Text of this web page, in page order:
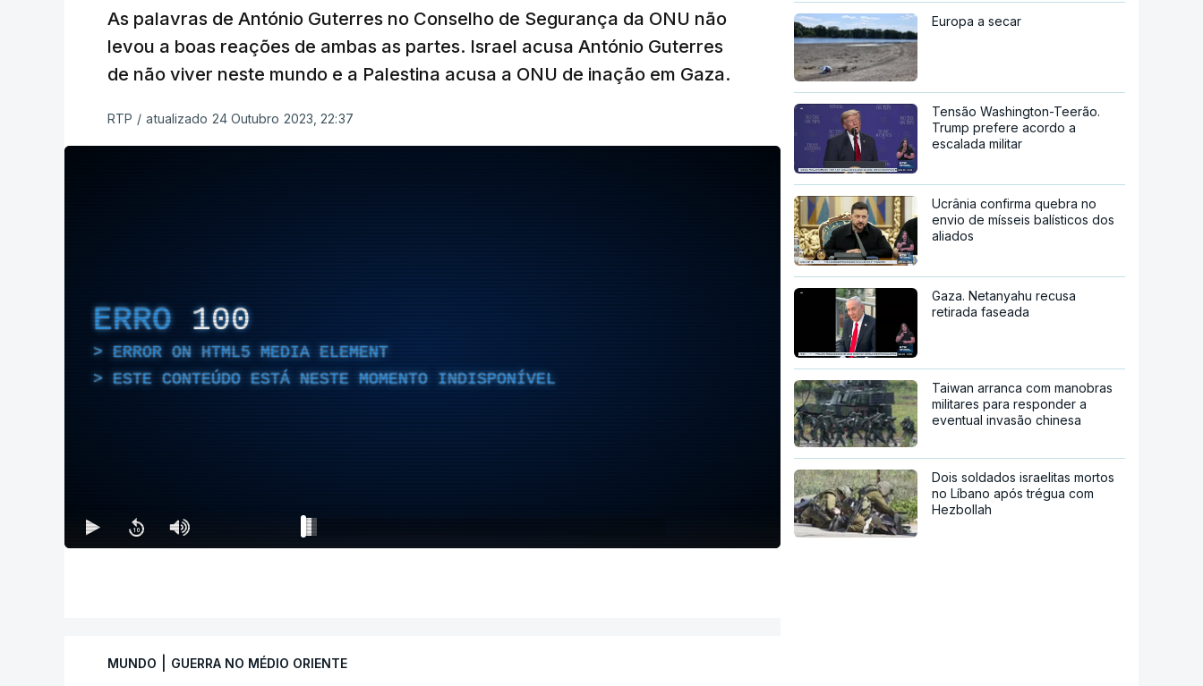
As palavras de António Guterres no Conselho de Segurança da ONU não
levou a boas reações de ambas as partes. Israel acusa António Guterres
de não viver neste mundo e a Palestina acusa a ONU de inação em Gaza.
RTP / atualizado 24 Outubro 2023, 22:37
ERRO 100
ERROR ON HTML5 MEDIA ELEMENT
ESTE CONTEÚDO ESTÁ NESTE MOMENTO INDISPONÍVEL
MUNDO GUERRA NO MÉDIO ORIENTE
Europa a secar
Tensão Washington-Teerão.
Trump prefere acordo a
escalada militar
Ucrânia confirma quebra no
envio de mísseis balísticos dos
aliados
Gaza. Netanyahu recusa
retirada faseada
Taiwan arranca com manobras
militares para responder a
eventual invasão chinesa
Dois soldados israelitas mortos
no Líbano após trégua com
Hezbollah